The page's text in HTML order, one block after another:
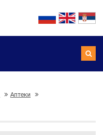
Аптеки